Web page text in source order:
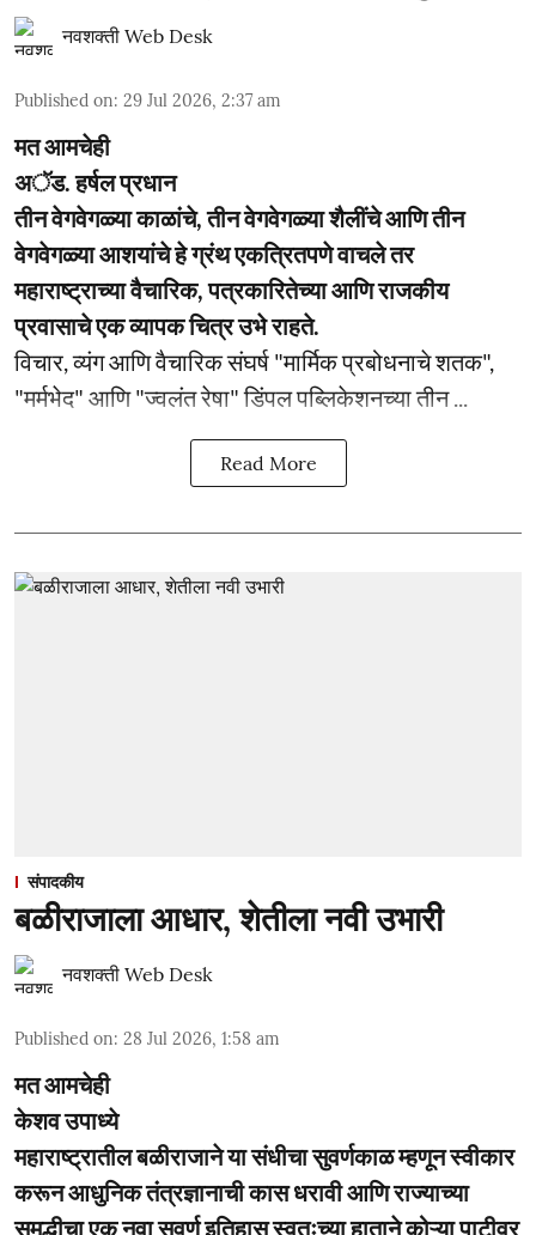
नवशक्ती Web Desk
Published on: 29 Jul 2026, 2:37 am
मत आमचेही
अॅड. हर्षल प्रधान
तीन वेगवेगळ्या काळांचे, तीन वेगवेगळ्या शैलींचे आणि तीन
वेगवेगळ्या आशयांचे हे ग्रंथ एकत्रितपणे वाचले तर
महाराष्ट्राच्या वैचारिक, पत्रकारितेच्या आणि राजकीय
प्रवासाचे एक व्यापक चित्र उभे राहते.
विचार, व्यंग आणि वैचारिक संघर्ष "मार्मिक प्रबोधनाचे शतक",
"मर्मभेद" आणि "ज्वलंत रेषा" डिंपल पब्लिकेशनच्या तीन ...
Read More
संपादकीय
बळीराजाला आधार, शेतीला नवी उभारी
नवशक्ती Web Desk
Published on: 28 Jul 2026, 1:58 am
मत आमचेही
केशव उपाध्ये
महाराष्ट्रातील बळीराजाने या संधीचा सुवर्णकाळ म्हणून स्वीकार
करून आधुनिक तंत्रज्ञानाची कास धरावी आणि राज्याच्या
समृद्धीचा एक नवा सुवर्ण इतिहास स्वतःच्या हाताने कोऱ्या पाटीवर